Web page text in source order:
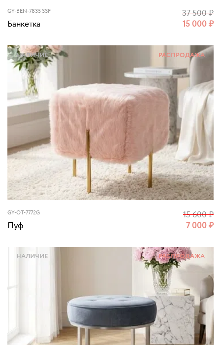
GY-BEN-7835 SSF
Банкетка 15 000₽
37 500₽
GY-OT-7772G
Пуф 7 000₽
15 600₽
РАСПРОДАЖА
НАЛИЧИЕ
РАСПРОДАЖА
НАЛИЧИЕ